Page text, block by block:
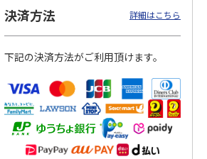
5,060円
(送料・税込)
5.0（2）
(送料・税込)
決済方法 詳細はこちら
下記の決済方法がご利用頂けます。